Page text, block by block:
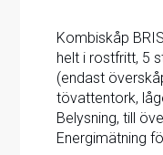
Kombiskåp
helt i rostfritt, 5
(endast
tövattentork,
Belysning, till
Energimätning